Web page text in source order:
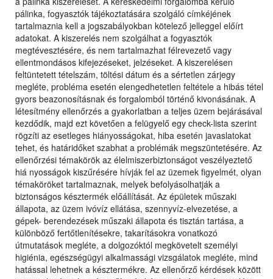
pálinka, fogyasztók tájékoztatására szolgáló címkéjének
tartalmaznia kell a jogszabályokban kötelező jelleggel előírt
adatokat. A kiszerelés nem szolgálhat a fogyasztók
megtévesztésére, és nem tartalmazhat félrevezető vagy
ellentmondásos kifejezéseket, jelzéseket. A kiszerelésen
feltüntetett tételszám, töltési dátum és a sértetlen zárjegy
megléte, probléma esetén elengedhetetlen feltétele a hibás tétel
gyors beazonosításnak és forgalomból történő kivonásának. A
létesítmény ellenőrzés a gyakorlatban a teljes üzem bejárásával
kezdődik, majd ezt követően a felügyelő egy check-lista szerint
rögzíti az esetleges hiányosságokat, hiba esetén javaslatokat
tehet, és határidőket szabhat a problémák megszüntetésére. Az
ellenőrzési témakörök az élelmiszerbiztonságot veszélyeztető
hiá nyosságok kiszűrésére hívják fel az üzemek figyelmét, olyan
témaköröket tartalmaznak, melyek befolyásolhatják a
biztonságos késztermék előállítását. Az épületek műszaki
állapota, az üzem ivóvíz ellátása, szennyvíz-elvezetése, a
gépek- berendezések műszaki állapota és tisztán tartása, a
különböző fertőtlenítésekre, takarításokra vonatkozó
útmutatások megléte, a dolgozóktól megkövetelt személyi
higiénia, egészségügyi alkalmassági vizsgálatok megléte, mind
hatással lehetnek a késztermékre. Az ellenőrző kérdések között